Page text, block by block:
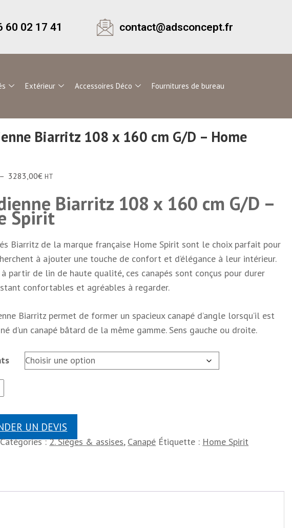
60 02 17 41 contact@adsconcept.fr
Extérieur Accessoires Déco Fournitures de bureau
Biarritz 108 x 160 cm G/D – Home
– 3283,00€ HT
Biarritz 108 x 160 cm G/D –
Spirit
Biarritz de la marque française Home Spirit sont le choix parfait pour
à ajouter une touche de confort et d’élégance à leur intérieur.
à partir de lin de haute qualité, ces canapés sont conçus pour durer
confortables et agréables à regarder.
Biarritz permet de former un spacieux canapé d’angle lorsqu’il est
d’un canapé bâtard de la même gamme. Sens gauche ou droite.
UN DEVIS
Catégories :2. Sièges & assises, Canapé Étiquette : Home Spirit